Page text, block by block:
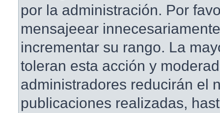
por la administración. Por
mensajeear
incrementar su rango. La
toleran esta acción y
administradores reducirán el
publicaciones realizadas,